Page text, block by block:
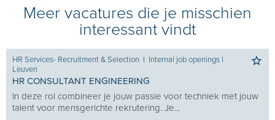
Meer vacatures die je misschien
interessant vindt
HR Services- Recruitment & Selection I Internal job openings I
Leuven
HR CONSULTANT ENGINEERING
In deze rol combineer je jouw passie voor techniek met jouw
talent voor mensgerichte rekrutering. Je...